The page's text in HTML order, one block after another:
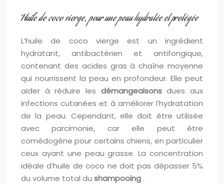
Huile de coco vierge, pour une peau hydratée et protégée
L’huile de coco vierge est un ingrédient
hydratant, antibactérien et antifongique,
contenant des acides gras à chaîne moyenne
qui nourrissent la peau en profondeur. Elle peut
aider à réduire les démangeaisonsdues aux
infections cutanées et à améliorer l’hydratation
de la peau. Cependant, elle doit être utilisée
avec parcimonie, car elle peut être
comédogène pour certains chiens, en particulier
ceux ayant une peau grasse. La concentration
idéale d’huile de coco ne doit pas dépasser 5%
du volume total du shampooing .